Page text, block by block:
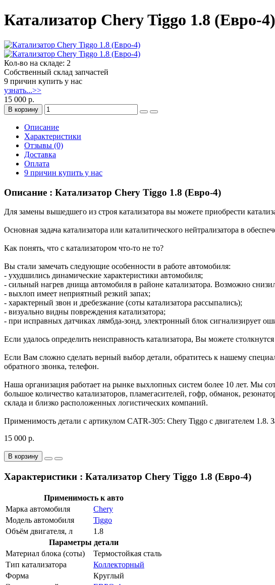
Катализатор Chery Tiggo 1.8 (Евро-4)
Кол-во на складе: 2
Собственный склад запчастей
9 причин купить у нас
узнать...>>
15 000 р.
В корзину
Описание
Характеристики
Отзывы (0)
Доставка
Оплата
9 причин купить у нас
Описание : Катализатор Chery Tiggo 1.8 (Евро-4)
Для замены вышедшего из строя катализатора вы можете приобрести
Основная задача катализатора или каталитического нейтрализатора в
Как понять, что с катализатором что-то не то?
Вы стали замечать следующие особенности в работе автомобиля:
- ухудшились динамические характеристики автомобиля;
- сильный нагрев днища автомобиля в районе катализатора. Возможно
- выхлоп имеет неприятный резкий запах;
- характерный звон и дребезжание (соты катализатора рассыпались);
- визуально видны повреждения катализатора;
- при исправных датчиках лямбда-зонд, электронный блок сигнализирует
Если удалось определить неисправность катализатора, Вы можете
Если Вам сложно сделать верный выбор детали, обратитесь к нашему
обратного звонка, телефон.
Наша организация работает на рынке выхлопных систем более 10 лет. Мы
большое количество катализаторов, пламегасителей, гофр, обманок,
склада и близко расположенных логистических компаний.
Применимость детали с артикулом CATR-305: Chery Tiggo с двигателем 1.8.
15 000 р.
В корзину
Характеристики : Катализатор Chery Tiggo 1.8 (Евро-4)
Применимость к авто
Марка автомобиля
Chery
Модель автомобиля
Tiggo
Объём двигателя, л
1.8
Параметры детали
Материал блока (соты)
Термостойкая сталь
Тип катализатора
Коллекторный
Форма
Круглый